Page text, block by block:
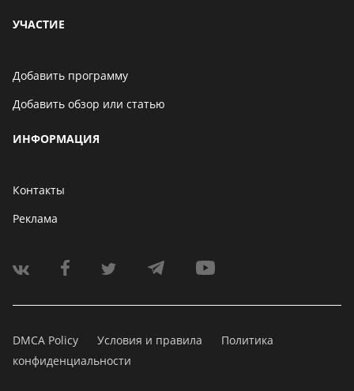
УЧАСТИЕ
Добавить программу
Добавить обзор или статью
ИНФОРМАЦИЯ
Контакты
Реклама
DMCA Policy Условия и правила
Политика
конфиденциальности